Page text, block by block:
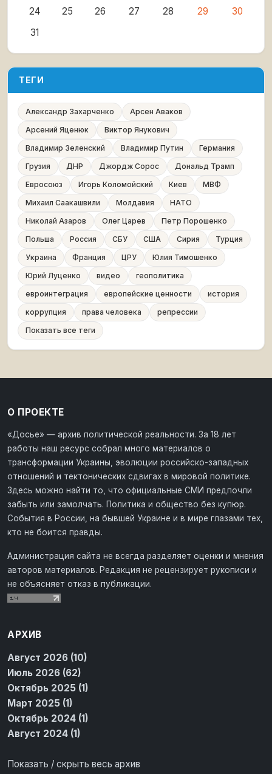
24
25 26 27 28 29
30
31
ТЕГИ
Александр Захарченко
Арсен Аваков
Арсений Яценюк
Виктор Янукович
Владимир Зеленский
Владимир Путин
Германия
Грузия
ДНР Джордж Сорос
Дональд Трамп
Евросоюз
Игорь Коломойский Киев
МВФ
Михаил Саакашвили
Молдавия
НАТО
Николай Азаров
Олег Царев
Петр Порошенко
Польша
Россия СБУ США Сирия
Турция
Украина
Франция ЦРУ
Юлия Тимошенко
Юрий Луценко
видео
геополитика
евроинтеграция
европейские ценности
история
коррупция
права человека
репрессии
Показать все теги
О ПРОЕКТЕ
«Досье» — архив политической реальности. За 18 лет
работы наш ресурс собрал много материалов о
трансформации Украины, эволюции российско-западных
отношений и тектонических сдвигах в мировой политике.
Здесь можно найти то, что официальные СМИ предпочли
забыть или замолчать. Политика и общество без купюр.
События в России, на бывшей Украине и в мире глазами тех,
кто не боится правды.
Администрация сайта не всегда разделяет оценки и мнения
авторов материалов. Редакция не рецензирует рукописи и
не объясняет отказ в публикации.
АРХИВ
Август 2026 (10)
Июль 2026 (62)
Октябрь 2025 (1)
Март 2025 (1)
Октябрь 2024 (1)
Август 2024 (1)
Показать / скрыть весь архив